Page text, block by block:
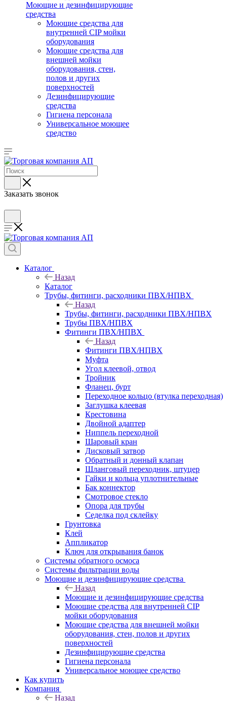
Моющие и дезинфицирующие
средства
Моющие средства для
внутренней CIP мойки
оборудования
Моющие средства для
внешней мойки
оборудования, стен,
полов и других
поверхностей
Дезинфицирующие
средства
Гигиена персонала
Универсальное моющее
средство
Заказать звонок
Каталог
Назад
Каталог
Трубы, фитинги, расходники ПВХ/НПВХ
Назад
Трубы, фитинги, расходники ПВХ/НПВХ
Трубы ПВХ/НПВХ
Фитинги ПВХ/НПВХ
Назад
Фитинги ПВХ/НПВХ
Муфта
Угол клеевой, отвод
Тройник
Фланец, бурт
Переходное кольцо (втулка переходная)
Заглушка клеевая
Крестовина
Двойной адаптер
Ниппель переходной
Шаровый кран
Дисковый затвор
Обратный и донный клапан
Шланговый переходник, штуцер
Гайки и кольца уплотнительные
Бак коннектор
Смотровое стекло
Опора для трубы
Седелка под склейку
Грунтовка
Клей
Аппликатор
Ключ для открывания банок
Системы обратного осмоса
Системы фильтрации воды
Моющие и дезинфицирующие средства
Назад
Моющие и дезинфицирующие средства
Моющие средства для внутренней CIP
мойки оборудования
Моющие средства для внешней мойки
оборудования, стен, полов и других
поверхностей
Дезинфицирующие средства
Гигиена персонала
Универсальное моющее средство
Как купить
Компания
Назад